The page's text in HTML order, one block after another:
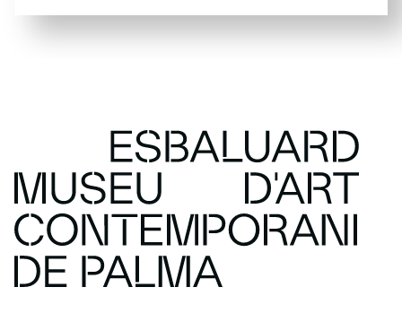
SUBSCRIU-TE